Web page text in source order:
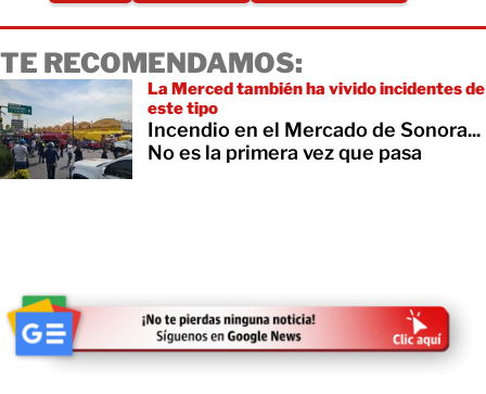
TE RECOMENDAMOS:
La Merced también ha vivido incidentes de
este tipo
Incendio en el Mercado de Sonora...
No es la primera vez que pasa